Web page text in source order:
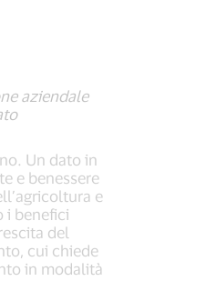
aziendale
Un dato in
e benessere
e
i benefici
del
cui chiede
in modalità